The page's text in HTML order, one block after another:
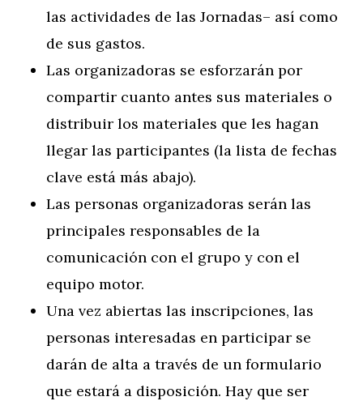
las actividades de las Jornadas– así como
de sus gastos.
Las organizadoras se esforzarán por
compartir cuanto antes sus materiales o
distribuir los materiales que les hagan
llegar las participantes (la lista de fechas
clave está más abajo).
Las personas organizadoras serán las
principales responsables de la
comunicación con el grupo y con el
equipo motor.
Una vez abiertas las inscripciones, las
personas interesadas en participar se
darán de alta a través de un formulario
que estará a disposición. Hay que ser